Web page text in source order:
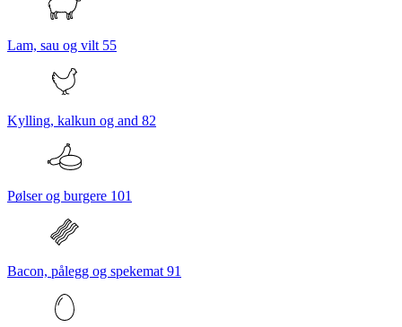
Lam, sau og vilt 55
Kylling, kalkun og and 82
Pølser og burgere 101
Bacon, pålegg og spekemat 91